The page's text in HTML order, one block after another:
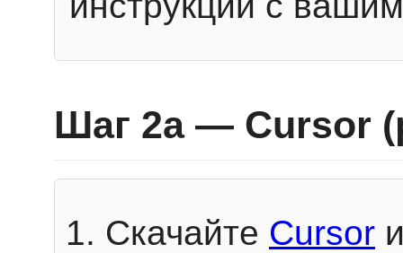
Шаг 2a — Cursor
Скачайте Cursor